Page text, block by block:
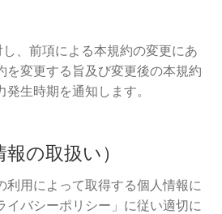
、前項による本規約の変更にあ
を変更する旨及び変更後の本規約
生時期を通知します。
の取扱い）
利用によって取得する個人情報に
イバシーポリシー」に従い適切に